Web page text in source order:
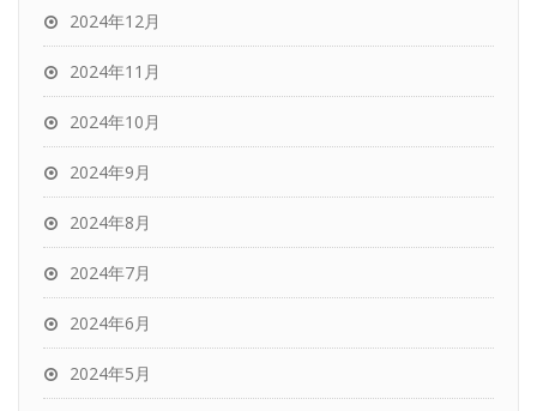
2024年12月
2024年11月
2024年10月
2024年9月
2024年8月
2024年7月
2024年6月
2024年5月